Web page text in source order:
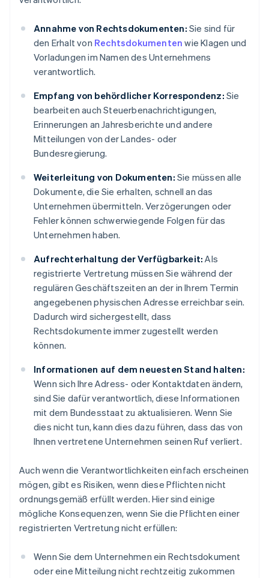
Annahme von Rechtsdokumenten: Sie sind für
den Erhalt von Rechtsdokumenten wie Klagen und
Vorladungen im Namen des Unternehmens
verantwortlich.
Empfang von behördlicher Korrespondenz: Sie
bearbeiten auch Steuerbenachrichtigungen,
Erinnerungen an Jahresberichte und andere
Mitteilungen von der Landes- oder
Bundesregierung.
Weiterleitung von Dokumenten: Sie müssen alle
Dokumente, die Sie erhalten, schnell an das
Unternehmen übermitteln. Verzögerungen oder
Fehler können schwerwiegende Folgen für das
Unternehmen haben.
Aufrechterhaltung der Verfügbarkeit: Als
registrierte Vertretung müssen Sie während der
regulären Geschäftszeiten an der in Ihrem Termin
angegebenen physischen Adresse erreichbar sein.
Dadurch wird sichergestellt, dass
Rechtsdokumente immer zugestellt werden
können.
Informationen auf dem neuesten Stand halten:
Wenn sich Ihre Adress- oder Kontaktdaten ändern,
sind Sie dafür verantwortlich, diese Informationen
mit dem Bundesstaat zu aktualisieren. Wenn Sie
dies nicht tun, kann dies dazu führen, dass das von
Ihnen vertretene Unternehmen seinen Ruf verliert.
Auch wenn die Verantwortlichkeiten einfach erscheinen
mögen, gibt es Risiken, wenn diese Pflichten nicht
ordnungsgemäß erfüllt werden. Hier sind einige
mögliche Konsequenzen, wenn Sie die Pflichten einer
registrierten Vertretung nicht erfüllen:
Wenn Sie dem Unternehmen ein Rechtsdokument
oder eine Mitteilung nicht rechtzeitig zukommen